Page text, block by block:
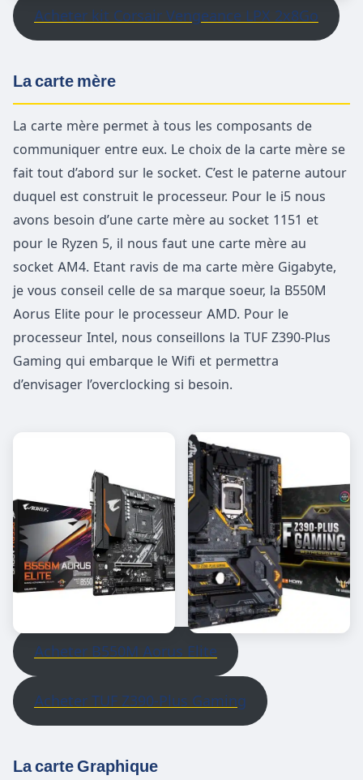
Acheter kit Corsair Vengeance LPX 2x8Go
La carte mère
La carte mère permet à tous les composants de
communiquer entre eux. Le choix de la carte mère se
fait tout d’abord sur le socket. C’est le paterne autour
duquel est construit le processeur. Pour le i5 nous
avons besoin d’une carte mère au socket 1151 et
pour le Ryzen 5, il nous faut une carte mère au
socket AM4. Etant ravis de ma carte mère Gigabyte,
je vous conseil celle de sa marque soeur, la B550M
Aorus Elite pour le processeur AMD. Pour le
processeur Intel, nous conseillons la TUF Z390-Plus
Gaming qui embarque le Wifi et permettra
d’envisager l’overclocking si besoin.
Acheter B550M Aorus Elite
Acheter TUF Z390-Plus Gaming
La carte Graphique